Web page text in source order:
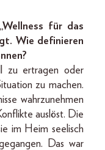
für das
Wie definieren
zu ertragen oder
zu machen.
wahrzunehmen
auslöst. Die
im Heim seelisch
Das war